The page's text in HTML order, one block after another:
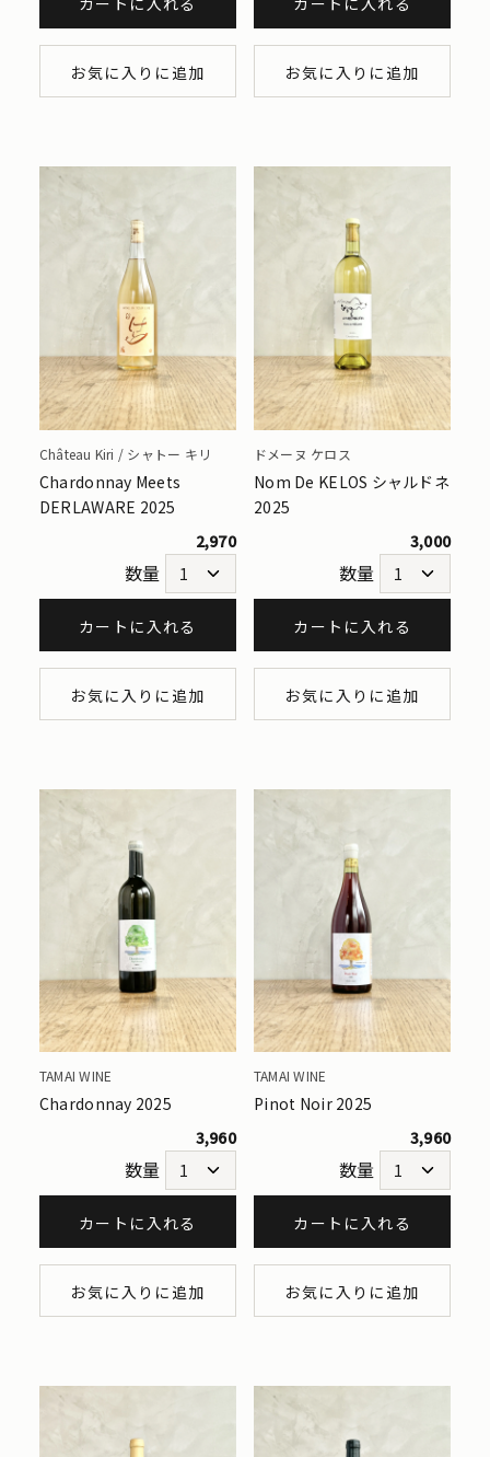
お気に入りに追加 お気に入りに追加
Château Kiri / シャトー キリ
Chardonnay Meets
DERLAWARE 2025
2,970
数量
カートに入れる
お気に入りに追加
ドメーヌ ケロス
Nom De KELOS シャルドネ
2025
3,000
数量
カートに入れる
お気に入りに追加
TAMAI WINE
Chardonnay 2025
3,960
数量
カートに入れる
お気に入りに追加
TAMAI WINE
Pinot Noir 2025
3,960
数量
カートに入れる
お気に入りに追加